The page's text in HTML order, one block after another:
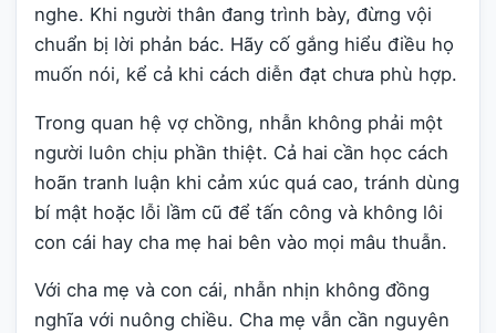
nghe. Khi người thân đang trình bày, đừng vội
chuẩn bị lời phản bác. Hãy cố gắng hiểu điều họ
muốn nói, kể cả khi cách diễn đạt chưa phù hợp.
Trong quan hệ vợ chồng, nhẫn không phải một
người luôn chịu phần thiệt. Cả hai cần học cách
hoãn tranh luận khi cảm xúc quá cao, tránh dùng
bí mật hoặc lỗi lầm cũ để tấn công và không lôi
con cái hay cha mẹ hai bên vào mọi mâu thuẫn.
Với cha mẹ và con cái, nhẫn nhịn không đồng
nghĩa với nuông chiều. Cha mẹ vẫn cần nguyên